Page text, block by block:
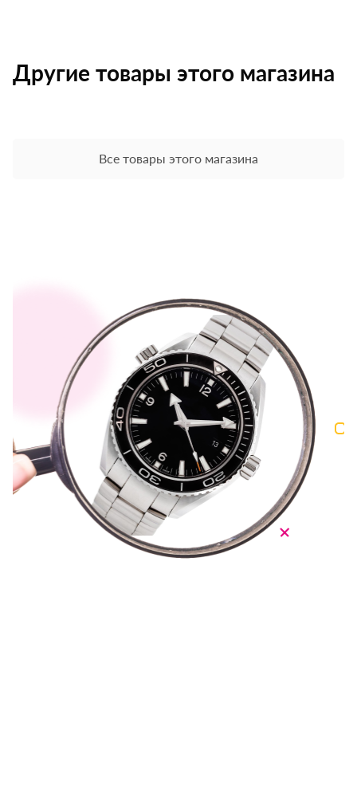
Другие товары этого магазина
Все товары этого магазина